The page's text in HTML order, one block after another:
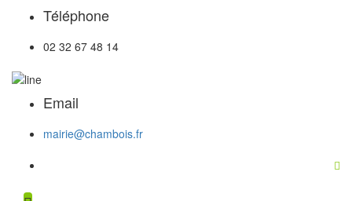
Téléphone
02 32 67 48 14
Email
mairie@chambois.fr